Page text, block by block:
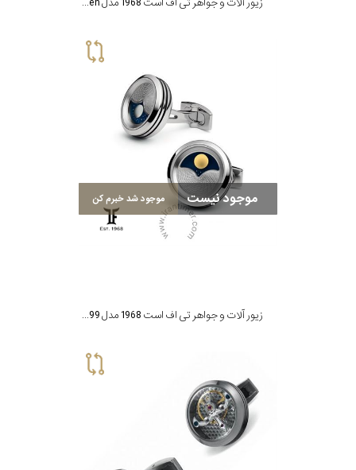
زیور آلات و جواهر تی اف است 1968 مدل T F Est.1968 Pen
موجود نیست موجود شد خبرم کن
زیور آلات و جواهر تی اف است 1968 مدل CP-SS99